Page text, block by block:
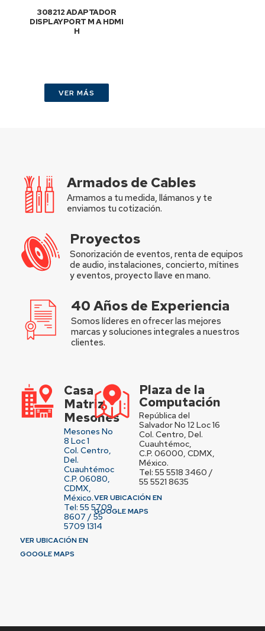
308212 ADAPTADOR
DISPLAYPORT M A HDMI
H
VER MÁS
Armados de Cables
Armamos a tu medida, llámanos y te
enviamos tu cotización.
Proyectos
Sonorización de eventos, renta de equipos
de audio, instalaciones, concierto, mítines
y eventos, proyecto llave en mano.
40 Años de Experiencia
Somos líderes en ofrecer las mejores
marcas y soluciones integrales a nuestros
clientes.
Casa
Matriz
Mesones
Mesones No
8 Loc 1
Col. Centro,
Del.
Cuauhtémoc
C.P. 06080,
CDMX,
México.
Tel: 55 5709
8607 / 55
5709 1314
VER UBICACIÓN EN
GOOGLE MAPS
Plaza de la
Computación
República del
Salvador No 12 Loc 16
Col. Centro, Del.
Cuauhtémoc,
C.P. 06000, CDMX,
México.
Tel: 55 5518 3460 /
55 5521 8635
VER UBICACIÓN EN
GOOGLE MAPS